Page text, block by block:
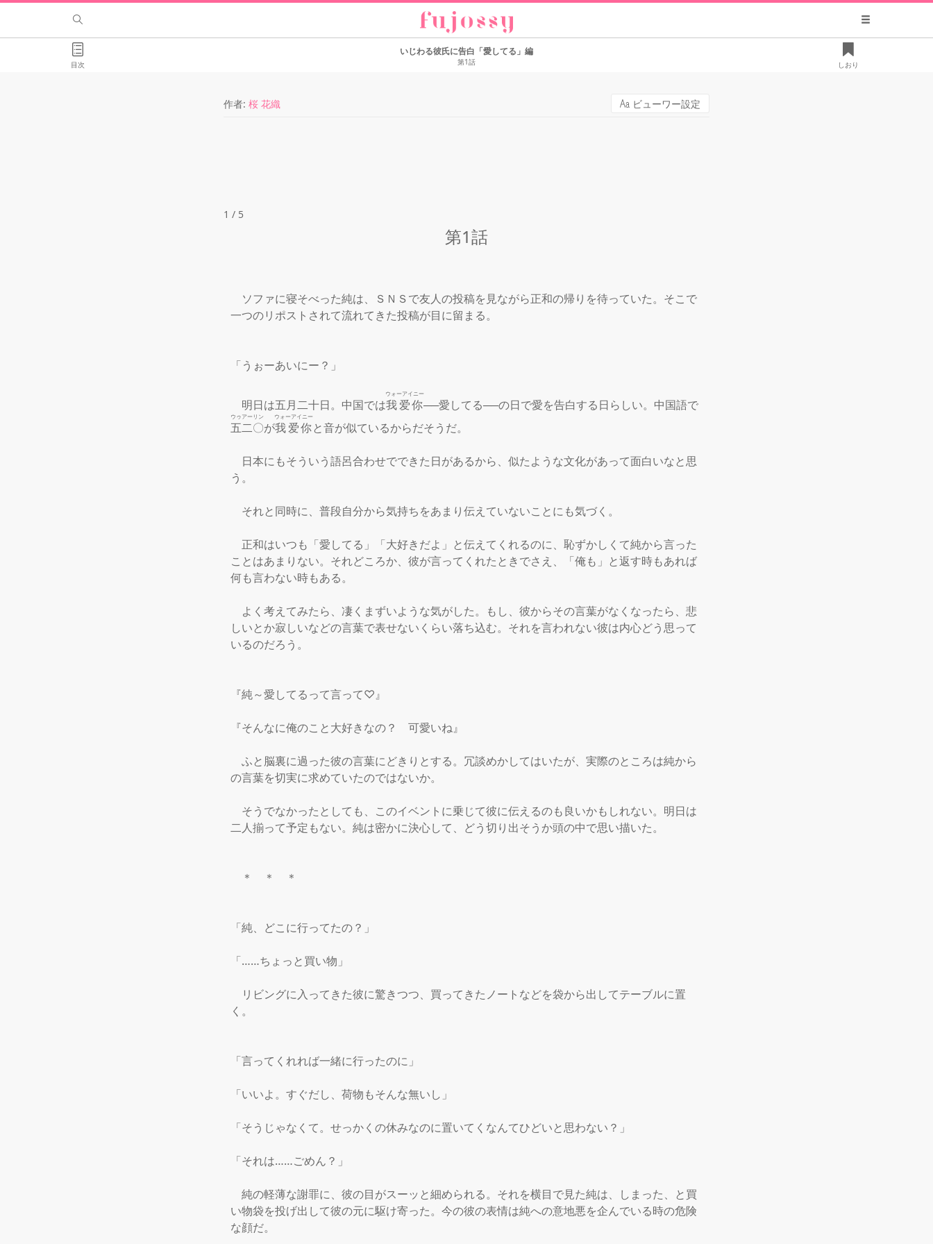
目次
いじわる彼氏に告白「愛してる」編
第1話 しおり
作者: 桜 花織 ビューワー設定
1 / 5
第1話
ソファに寝そべった純は、ＳＮＳで友人の投稿を見ながら正和の帰りを待っていた。そこで
一つのリポストされて流れてきた投稿が目に留まる。
「うぉーあいにー？」
明日は五月二十日。中国では我爱你
ウォーアイニー
──愛してる──の日で愛を告白する日らしい。中国語で
五二〇
ウゥアーリン
が我爱你
ウォーアイニー
と音が似ているからだそうだ。
日本にもそういう語呂合わせでできた日があるから、似たような文化があって面白いなと思
う。
それと同時に、普段自分から気持ちをあまり伝えていないことにも気づく。
正和はいつも「愛してる」「大好きだよ」と伝えてくれるのに、恥ずかしくて純から言った
ことはあまりない。それどころか、彼が言ってくれたときでさえ、「俺も」と返す時もあれば
何も言わない時もある。
よく考えてみたら、凄くまずいような気がした。もし、彼からその言葉がなくなったら、悲
しいとか寂しいなどの言葉で表せないくらい落ち込む。それを言われない彼は内心どう思って
いるのだろう。
『純～愛してるって言って♡』
『そんなに俺のこと大好きなの？　可愛いね』
ふと脳裏に過った彼の言葉にどきりとする。冗談めかしてはいたが、実際のところは純から
の言葉を切実に求めていたのではないか。
そうでなかったとしても、このイベントに乗じて彼に伝えるのも良いかもしれない。明日は
二人揃って予定もない。純は密かに決心して、どう切り出そうか頭の中で思い描いた。
＊　＊　＊
「純、どこに行ってたの？」
「……ちょっと買い物」
リビングに入ってきた彼に驚きつつ、買ってきたノートなどを袋から出してテーブルに置
く。
「言ってくれれば一緒に行ったのに」
「いいよ。すぐだし、荷物もそんな無いし」
「そうじゃなくて。せっかくの休みなのに置いてくなんてひどいと思わない？」
「それは……ごめん？」
純の軽薄な謝罪に、彼の目がスーッと細められる。それを横目で見た純は、しまった、と買
い物袋を投げ出して彼の元に駆け寄った。今の彼の表情は純への意地悪を企んでいる時の危険
な顔だ。